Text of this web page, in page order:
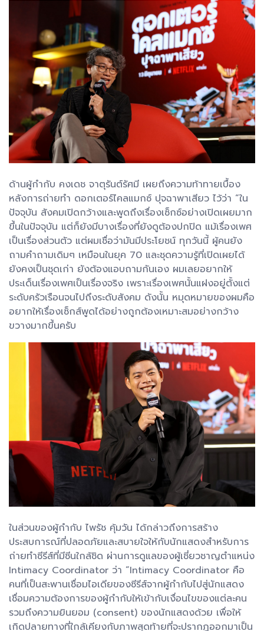
ด้านผู้กำกับ คงเดช จาตุรันต์รัศมี เผยถึงความท้าทายเบื้อง
หลังการถ่ายทำ ดอกเตอร์ไคลแมกซ์ ปุจฉาพาเสียว ไว้ว่า “ใน
ปัจจุบัน สังคมเปิดกว้างและพูดถึงเรื่องเซ็กซ์อย่างเปิดเผยมาก
ขึ้นในปัจจุบัน แต่ก็ยังมีบางเรื่องที่ยังดูต้องปกปิด แม้เรื่องเพศ
เป็นเรื่องส่วนตัว แต่ผมเชื่อว่ามันมีประโยชน์ ทุกวันนี้ ผู้คนยัง
ถามคำถามเดิมๆ เหมือนในยุค 70 และชุดความรู้ที่เปิดเผยได้
ยังคงเป็นชุดเก่า ยังต้องแอบถามกันเอง ผมเลยอยากให้
ประเด็นเรื่องเพศเป็นเรื่องจริง เพราะเรื่องเพศนั้นแฝงอยู่ตั้งแต่
ระดับครัวเรือนจนไปถึงระดับสังคม ดังนั้น หมุดหมายของผมคือ
อยากให้เรื่องเซ็กส์พูดได้อย่างถูกต้องเหมาะสมอย่างกว้าง
ขวางมากขึ้นครับ
ในส่วนของผู้กำกับ ไพรัช คุ้มวัน ได้กล่าวถึงการสร้าง
ประสบการณ์ที่ปลอดภัยและสบายใจให้กับนักแสดงสำหรับการ
ถ่ายทำซีรีส์ที่มีซีนใกล้ชิด ผ่านการดูแลของผู้เชี่ยวชาญตำแหน่ง
Intimacy Coordinator ว่า “Intimacy Coordinator คือ
คนที่เป็นสะพานเชื่อมไอเดียของซีรีส์จากผู้กำกับไปสู่นักแสดง
เชื่อมความต้องการของผู้กำกับให้เข้ากับเงื่อนไขของแต่ละคน
รวมถึงความยินยอม (consent) ของนักแสดงด้วย เพื่อให้
เกิดปลายทางที่ใกล้เคียงกับภาพสุดท้ายที่จะปรากฏออกมาเป็น